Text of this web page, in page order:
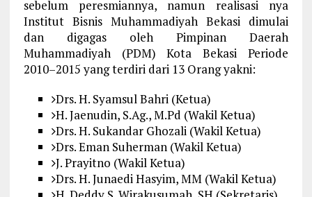
sebelum peresmiannya, namun realisasi nya
Institut Bisnis Muhammadiyah Bekasi dimulai
dan digagas oleh Pimpinan Daerah
Muhammadiyah (PDM) Kota Bekasi Periode
2010–2015 yang terdiri dari 13 Orang yakni:
Drs. H. Syamsul Bahri (Ketua)
H. Jaenudin, S.Ag., M.Pd (Wakil Ketua)
Drs. H. Sukandar Ghozali (Wakil Ketua)
Drs. Eman Suherman (Wakil Ketua)
J. Prayitno (Wakil Ketua)
Drs. H. Junaedi Hasyim, MM (Wakil Ketua)